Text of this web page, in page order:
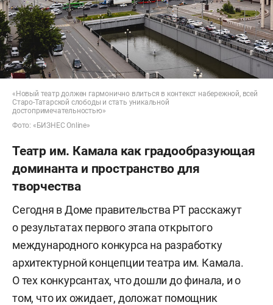
«Новый театр должен гармонично влиться в контекст набережной, всей
Старо-Татарской слободы и стать уникальной
достопримечательностью»
Фото: «БИЗНЕС Online»
Театр им. Камала как градообразующая
доминанта и пространство для
творчества
Сегодня в Доме правительства РТ расскажут
о результатах первого этапа открытого
международного конкурса на разработку
архитектурной концепции театра им. Камала.
О тех конкурсантах, что дошли до финала, и о
том, что их ожидает, доложат помощник